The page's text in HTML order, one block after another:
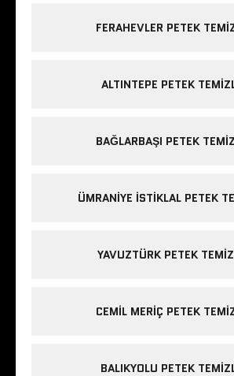
FERAHEVLER PETEK
ALTINTEPE PETEK
BAĞLARBAŞI PETEK
ÜMRANIYE ISTIKLAL PETEK
YAVUZTÜRK PETEK
CEMIL MERIÇ PETEK
BALIKYOLU PETEK